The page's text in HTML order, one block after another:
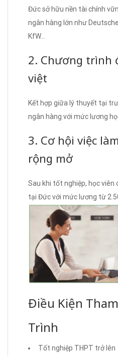
Đức sở hữu nền tài chính
ngân hàng lớn như
KfW…
2. Chương trình
việt
Kết hợp giữa lý thuyết tại
ngân hàng với mức lương
3. Cơ hội việc
rộng mở
Sau khi tốt nghiệp, học viên
tại Đức với mức lương từ
Điều Kiện
Trình
Tốt nghiệp THPT trở lên